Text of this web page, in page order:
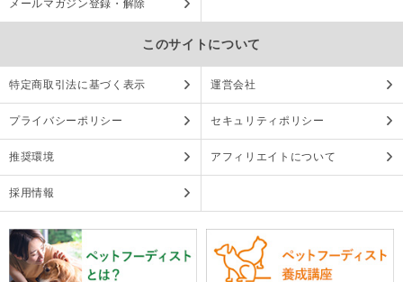
メールマガジン登録・解除
このサイトについて
特定商取引法に基づく表示 運営会社
プライバシーポリシー セキュリティポリシー
推奨環境 アフィリエイトについて
採用情報